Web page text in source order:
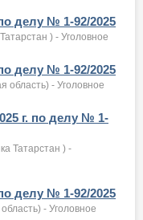
делу № 1-92/2025
) - Уголовное
делу № 1-92/2025
область) - Уголовное
г. по делу № 1-
Татарстан ) -
делу № 1-92/2025
- Уголовное